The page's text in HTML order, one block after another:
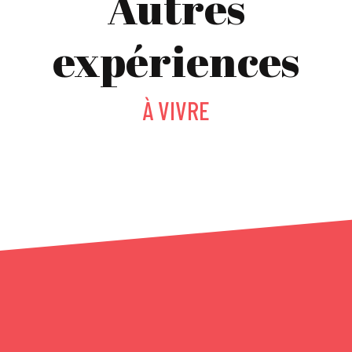
expériences
À VIVRE